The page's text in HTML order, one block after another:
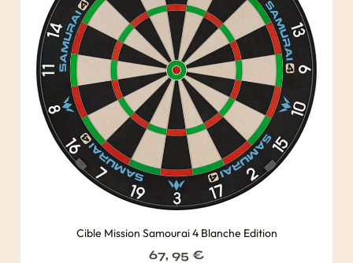
Cible Mission Samourai 4 Blanche Edition
67, 95 €